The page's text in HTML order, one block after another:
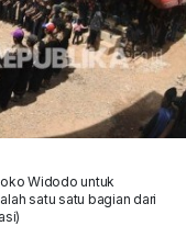
Widodo untuk
satu satu bagian dari